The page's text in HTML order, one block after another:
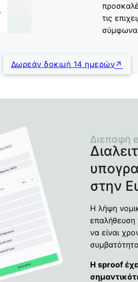
τις
σύμφωνα
Δωρεάν δοκιμή 14 ημερών
στην
Διεπαφή
Η λήψη
επαλήθευση
να είναι
Η sproof